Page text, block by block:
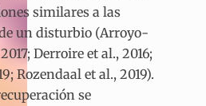
similares a las
un disturbio (Arroyo-
Derroire et al., 2016;
Rozendaal et al., 2019).
se